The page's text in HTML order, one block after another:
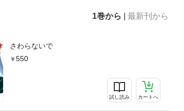
1巻から 最新刊から
さわらないで
550
試し読み カートへ